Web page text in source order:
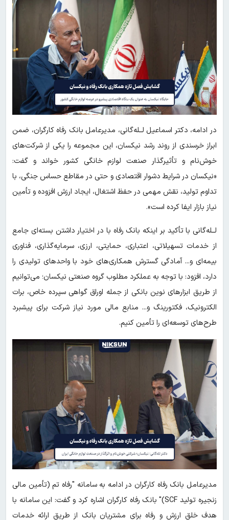
در ادامه، دکتر اسماعیل لــله‌گانی، مدیرعامل بانک رفاه کارگران، ضمن
ابراز خرسندی از روند رشد نیکسان، این مجموعه را یکی از شرکت‌های
خوش‌نام و تأثیرگذار صنعت لوازم خانگی کشور خواند و گفت:
«نیکسان در شرایط دشوار اقتصادی و حتی در مقاطع حساس جنگی، با
تداوم تولید، نقش مهمی در حفظ اشتغال، ایجاد ارزش افزوده و تأمین
نیاز بازار ایفا کرده است».
لــله‌گانی با تأکید بر اینکه بانک رفاه با در اختیار داشتن بسته‌ای جامع
از خدمات تسهیلاتی، اعتباری، حمایتی، ارزی، سرمایه‌گذاری، فناوری
بیمه‌ای و... آمادگی گسترش همکاری‌های خود با واحدهای تولیدی را
دارد، افزود: با توجه به عملکرد مطلوب گروه صنعتی نیکسان؛ می‌توانیم
از طریق ابزارهای نوین بانکی از جمله اوراق گواهی سپرده خاص، برات
الکترونیک، فکتورینگ و... منابع مالی مورد نیاز شرکت برای پیشبرد
طرح‌های توسعه‌ای را تأمین کنیم.
مدیرعامل بانک رفاه کارگران در ادامه به سامانه "رفاه تم (تأمین مالی
زنجیره تولید SCF)" بانک رفاه کارگران اشاره کرد و گفت: این سامانه با
هدف خلق ارزش و رفاه برای مشتریان بانک از طریق ارائه خدمات